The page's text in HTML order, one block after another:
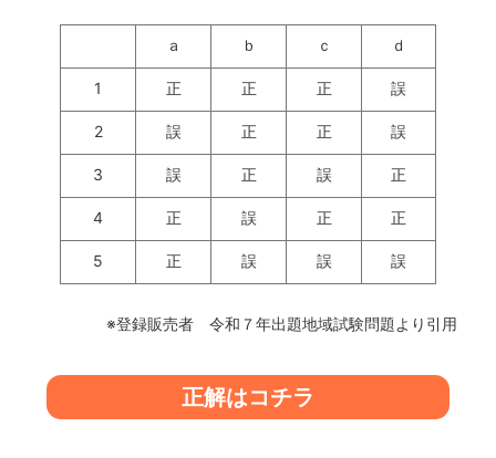
ａ ｂ ｃ ｄ
1 正 正 正 誤
2 誤 正 正 誤
3 誤 正 誤 正
4 正 誤 正 正
5 正 誤 誤 誤
※登録販売者 令和７年出題地域試験問題より引用
正解はコチラ